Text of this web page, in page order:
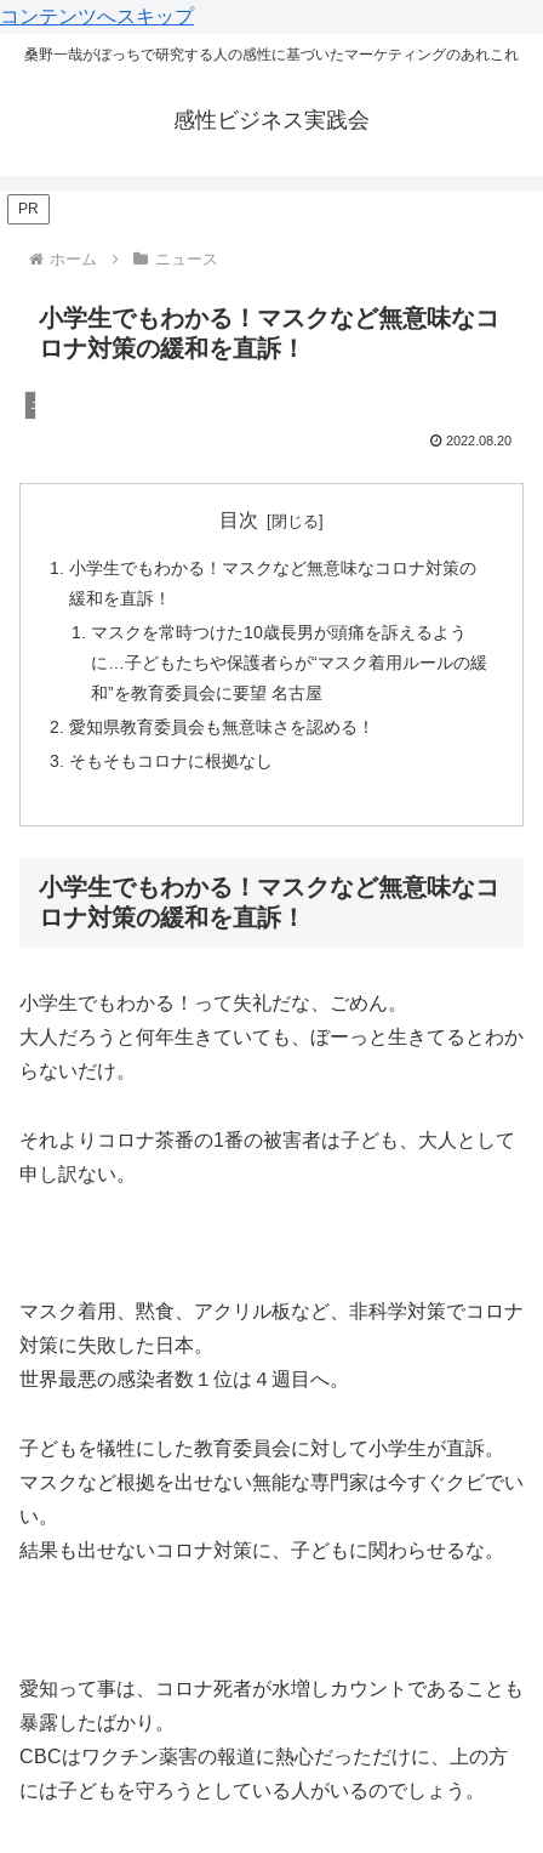
コンテンツへスキップ
桑野一哉がぼっちで研究する人の感性に基づいたマーケティングのあれこれ
感性ビジネス実践会
PR
ホーム ニュース
小学生でもわかる！マスクなど無意味なコ
ロナ対策の緩和を直訴！
ニュース
2022.08.20
目次
小学生でもわかる！マスクなど無意味なコロナ対策の
緩和を直訴！
マスクを常時つけた10歳長男が頭痛を訴えるよう
に…子どもたちや保護者らが“マスク着用ルールの緩
和”を教育委員会に要望 名古屋
愛知県教育委員会も無意味さを認める！
そもそもコロナに根拠なし
小学生でもわかる！マスクなど無意味なコ
ロナ対策の緩和を直訴！
小学生でもわかる！って失礼だな、ごめん。
大人だろうと何年生きていても、ぼーっと生きてるとわか
らないだけ。
それよりコロナ茶番の1番の被害者は子ども、大人として
申し訳ない。
マスク着用、黙食、アクリル板など、非科学対策でコロナ
対策に失敗した日本。
世界最悪の感染者数１位は４週目へ。
子どもを犠牲にした教育委員会に対して小学生が直訴。
マスクなど根拠を出せない無能な専門家は今すぐクビでい
い。
結果も出せないコロナ対策に、子どもに関わらせるな。
愛知って事は、コロナ死者が水増しカウントであることも
暴露したばかり。
CBCはワクチン薬害の報道に熱心だっただけに、上の方
には子どもを守ろうとしている人がいるのでしょう。